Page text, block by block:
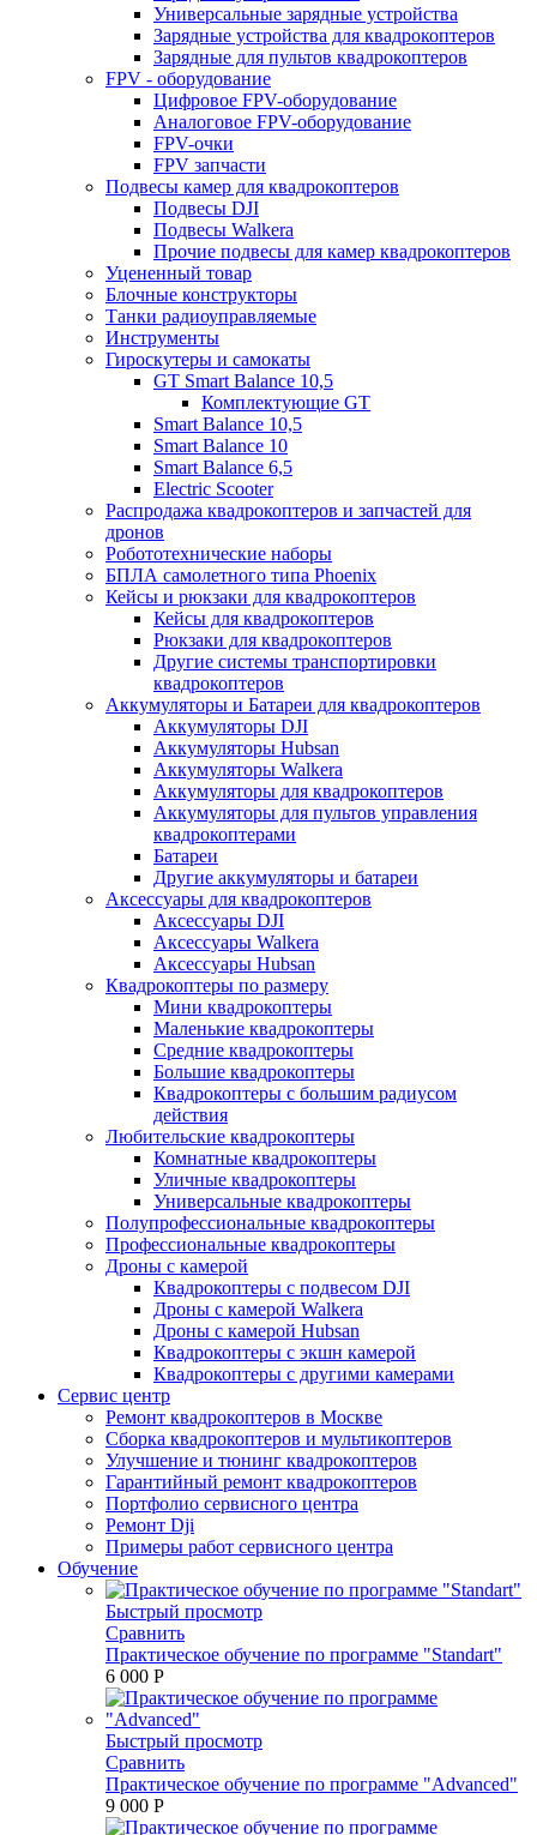
Универсальные зарядные устройства
Зарядные устройства для квадрокоптеров
Зарядные для пультов квадрокоптеров
FPV - оборудование
Цифровое FPV-оборудование
Аналоговое FPV-оборудование
FPV-очки
FPV запчасти
Подвесы камер для квадрокоптеров
Подвесы DJI
Подвесы Walkera
Прочие подвесы для камер квадрокоптеров
Уцененный товар
Блочные конструкторы
Танки радиоуправляемые
Инструменты
Гироскутеры и самокаты
GT Smart Balance 10,5
Комплектующие GT
Smart Balance 10,5
Smart Balance 10
Smart Balance 6,5
Electric Scooter
Распродажа квадрокоптеров и запчастей для
дронов
Робототехнические наборы
БПЛА самолетного типа Phoenix
Кейсы и рюкзаки для квадрокоптеров
Кейсы для квадрокоптеров
Рюкзаки для квадрокоптеров
Другие системы транспортировки
квадрокоптеров
Аккумуляторы и Батареи для квадрокоптеров
Аккумуляторы DJI
Аккумуляторы Hubsan
Аккумуляторы Walkera
Аккумуляторы для квадрокоптеров
Аккумуляторы для пультов управления
квадрокоптерами
Батареи
Другие аккумуляторы и батареи
Аксессуары для квадрокоптеров
Аксессуары DJI
Аксессуары Walkera
Аксессуары Hubsan
Квадрокоптеры по размеру
Мини квадрокоптеры
Маленькие квадрокоптеры
Средние квадрокоптеры
Большие квадрокоптеры
Квадрокоптеры с большим радиусом
действия
Любительские квадрокоптеры
Комнатные квадрокоптеры
Уличные квадрокоптеры
Универсальные квадрокоптеры
Полупрофессиональные квадрокоптеры
Профессиональные квадрокоптеры
Дроны с камерой
Квадрокоптеры с подвесом DJI
Дроны с камерой Walkera
Дроны с камерой Hubsan
Квадрокоптеры с экшн камерой
Квадрокоптеры с другими камерами
Сервис центр
Ремонт квадрокоптеров в Москве
Сборка квадрокоптеров и мультикоптеров
Улучшение и тюнинг квадрокоптеров
Гарантийный ремонт квадрокоптеров
Портфолио сервисного центра
Ремонт Dji
Примеры работ сервисного центра
Обучение
Быстрый просмотр
Сравнить
Практическое обучение по программе "Standart"
6 000 P
Быстрый просмотр
Сравнить
Практическое обучение по программе "Advanced"
9 000 P